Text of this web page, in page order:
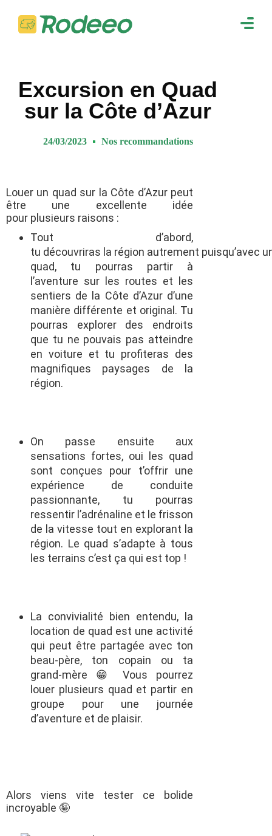
Excursion en Quad
sur la Côte d’Azur
24/03/2023 Nos recommandations
Louer un quad sur la Côte d’Azur peut
être une excellente idée
pour plusieurs raisons :
Tout d’abord,
tu découvriras la région autrement puisqu’avec
quad, tu pourras partir à
l’aventure sur
les routes et les
sentiers de la Côte d’Azur d’une
manière différente et original. Tu
pourras explorer des endroits
que tu ne pouvais pas atteindre
en voiture et tu profiteras des
magnifiques paysages de la
région.
On passe ensuite aux
sensations fortes, oui les quad
sont conçues pour t’offrir une
expérience de conduite
passionnante, tu pourras
ressentir l’adrénaline et le frisson
de la vitesse tout en explorant la
région. Le quad s’adapte à tous
les terrains c’est ça qui est top !
La convivialité bien entendu, la
location de quad est une activité
qui peut être partagée avec ton
beau-père, ton copain ou ta
grand-mère 😁 Vous pourrez
louer plusieurs quad et partir en
groupe pour une journée
d’aventure et de plaisir.
Alors viens vite tester ce bolide
incroyable 🤪